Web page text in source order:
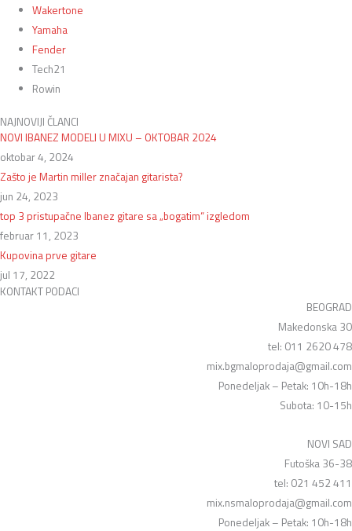
Wakertone
Yamaha
Fender
Tech21
Rowin
NAJNOVIJI ČLANCI
NOVI IBANEZ MODELI U MIXU – OKTOBAR 2024
oktobar 4, 2024
Zašto je Martin miller značajan gitarista?
jun 24, 2023
top 3 pristupačne Ibanez gitare sa „bogatim“ izgledom
februar 11, 2023
Kupovina prve gitare
jul 17, 2022
KONTAKT PODACI
BEOGRAD
Makedonska 30
tel: 011 2620 478
mix.bgmaloprodaja@gmail.com
Ponedeljak – Petak: 10h-18h
Subota: 10-15h
NOVI SAD
Futoška 36-38
tel: 021 452 411
mix.nsmaloprodaja@gmail.com
Ponedeljak – Petak: 10h-18h